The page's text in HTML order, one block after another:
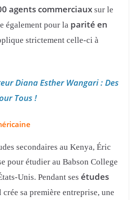
agents commerciauxsur le
également pour la parité en
strictement celle-ci à
Diana Esther Wangari : Des
Tous !
secondaires au Kenya, Éric
pour étudier au Babson College
Unis. Pendant ses études
crée sa première entreprise, une